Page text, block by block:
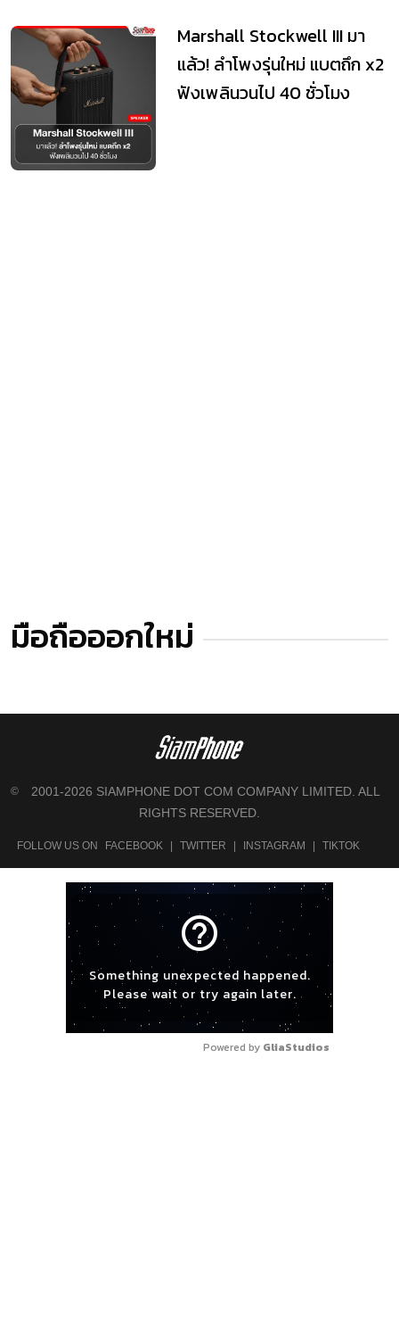
Marshall Stockwell III มา
แล้ว! ลำโพงรุ่นใหม่ แบตถึก x2
ฟังเพลินวนไป 40 ชั่วโมง
มือถือออกใหม่
©
2001-2026 SIAMPHONE DOT COM COMPANY LIMITED. ALL
RIGHTS RESERVED.
FOLLOW US ON FACEBOOK TWITTER INSTAGRAM TIKTOK
help_outline
Something unexpected happened.
Please wait or try again later.
Powered by GliaStudios